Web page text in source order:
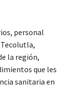
personal
la región,
que les
sanitaria en